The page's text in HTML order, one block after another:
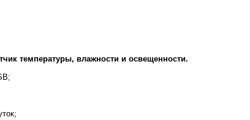
температуры, влажности и освещенности.